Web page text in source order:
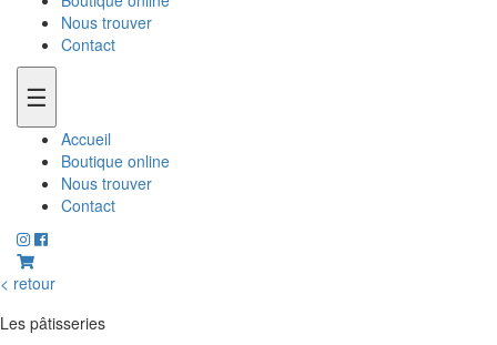
Nous trouver
Contact
☰
Accueil
Boutique online
Nous trouver
Contact
< retour
Les pâtisseries